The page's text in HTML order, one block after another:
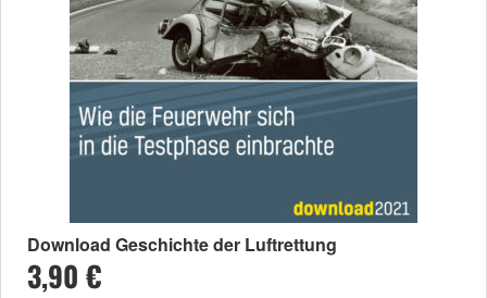
Download Geschichte der Luftrettung
3,90 €